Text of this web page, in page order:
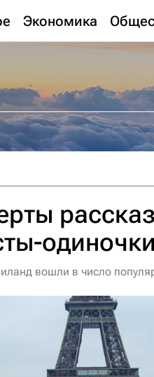
Экономика
вошли в число